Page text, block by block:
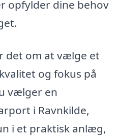
opfylder dine behov
det om at vælge et
og fokus på
vælger en
i Ravnkilde,
i et praktisk anlæg,